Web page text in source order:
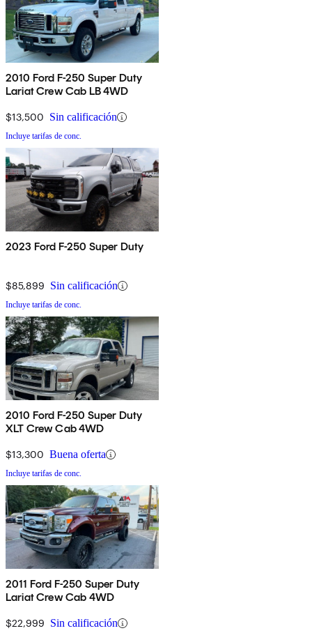
2010 Ford F-250 Super Duty
Lariat Crew Cab LB 4WD
$13,500 Sin calificación
Incluye tarifas de conc.
2023 Ford F-250 Super Duty
$85,899 Sin calificación
Incluye tarifas de conc.
2010 Ford F-250 Super Duty
XLT Crew Cab 4WD
$13,300 Buena oferta
Incluye tarifas de conc.
2011 Ford F-250 Super Duty
Lariat Crew Cab 4WD
$22,999 Sin calificación